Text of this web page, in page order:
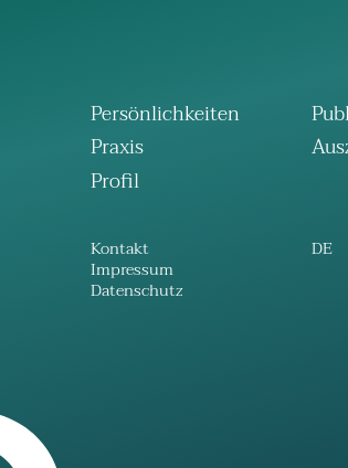
Persönlichkeiten
Praxis
Profil
Kontakt
Impressum
Datenschutz
DE